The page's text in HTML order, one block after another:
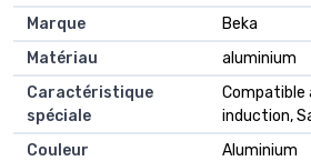
Marque
Beka
Matériau
aluminium
Caractéristique
spéciale
Compatible
induction,
Couleur
Aluminium